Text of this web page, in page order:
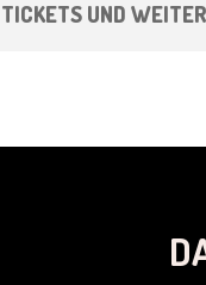
TICKETS UND